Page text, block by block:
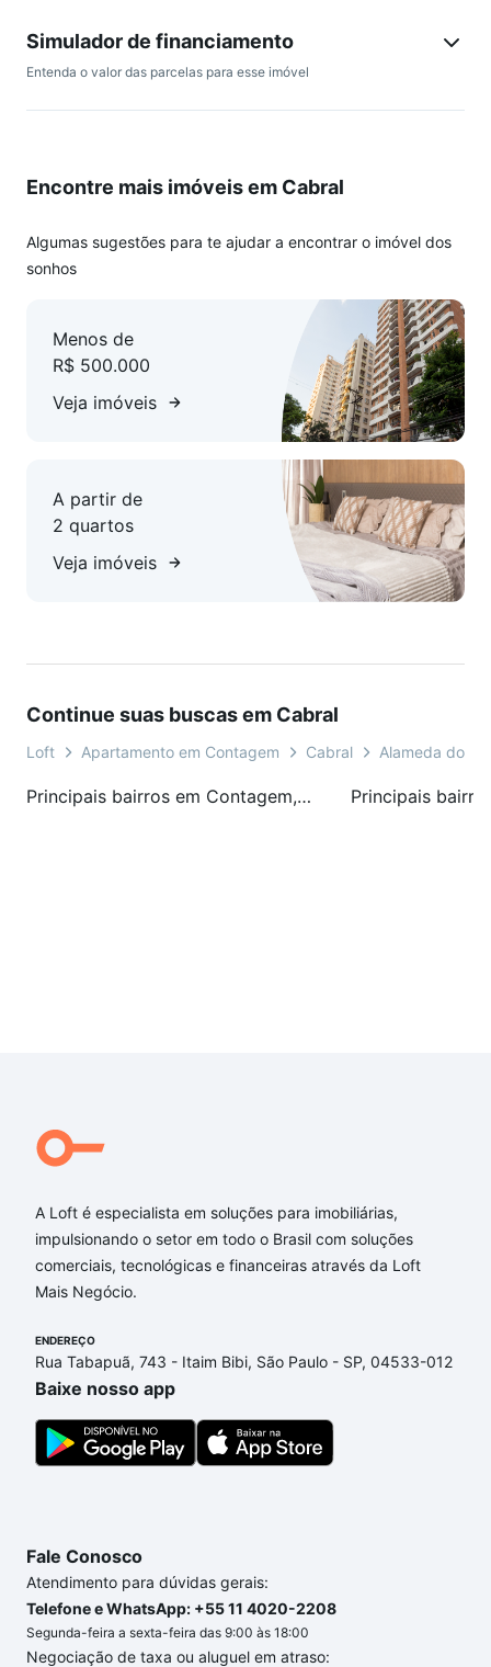
Simulador de financiamento
Entenda o valor das parcelas para esse imóvel
Encontre mais imóveis em Cabral
Algumas sugestões para te ajudar a encontrar o imóvel dos
sonhos
Menos de
R$ 500.000
Veja imóveis
A partir de
2 quartos
Veja imóveis
Continue suas buscas em Cabral
Loft Apartamento em Contagem Cabral Alameda dos
Principais bairros em Contagem, MG
A Loft é especialista em soluções para imobiliárias,
impulsionando o setor em todo o Brasil com soluções
comerciais, tecnológicas e financeiras através da Loft
Mais Negócio.
ENDEREÇO
Rua Tabapuã, 743 - Itaim Bibi, São Paulo - SP, 04533-012
Baixe nosso app
Fale Conosco
Atendimento para dúvidas gerais:
Telefone e WhatsApp: +55 11 4020-2208
Segunda-feira a sexta-feira das 9:00 às 18:00
Negociação de taxa ou aluguel em atraso: